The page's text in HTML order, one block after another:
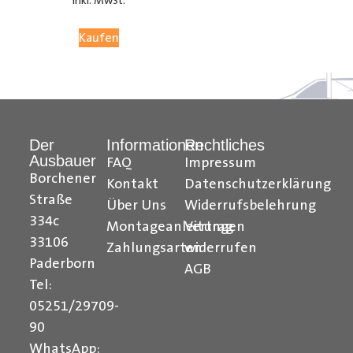
auch auf unseremYouTube Kanaleinfach und
Ihr Team von Der Ausbauer
Formularbeginn
Kaufen
Der
Ausbauer
Borchener
Straße
334c
33106
Paderborn
Tel:
05251/29709-
90
WhatsApp:
Informationen
FAQ
Kontakt
Über Uns
Montageanleitungen
Zahlungsarten
Rechtliches
Impressum
Datenschutzerklärung
Widerrufsbelehrung
Vertrag
widerrufen
AGB